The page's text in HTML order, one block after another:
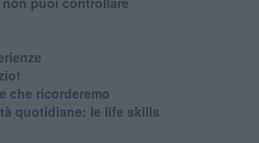
che ricorderemo
quotidiane: le life skills